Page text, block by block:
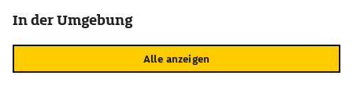
In der Umgebung
Alle anzeigen